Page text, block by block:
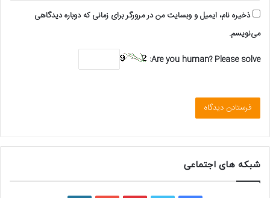
ذخیره نام، ایمیل و وبسایت من در مرورگر برای زمانی که دوباره دیدگاهی
می‌نویسم.
Are you human? Please solve:
شبکه های اجتماعی